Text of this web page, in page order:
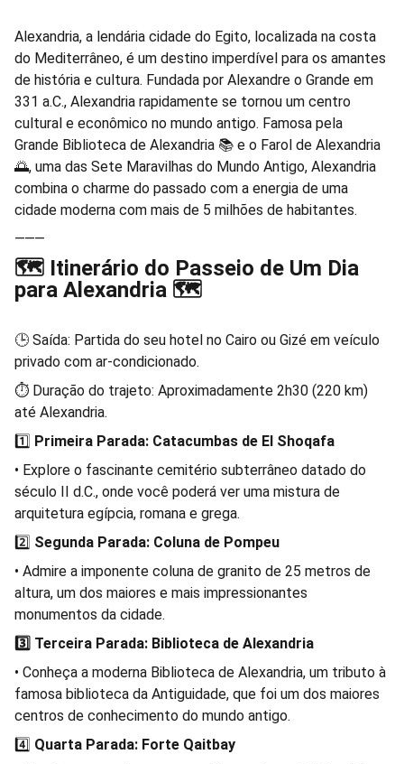
Alexandria, a lendária cidade do Egito, localizada na costa
do Mediterrâneo, é um destino imperdível para os amantes
de história e cultura. Fundada por Alexandre o Grande em
331 a.C., Alexandria rapidamente se tornou um centro
cultural e econômico no mundo antigo. Famosa pela
Grande Biblioteca de Alexandria 📚 e o Farol de Alexandria
🌅, uma das Sete Maravilhas do Mundo Antigo, Alexandria
combina o charme do passado com a energia de uma
cidade moderna com mais de 5 milhões de habitantes.
⸻
🗺️ Itinerário do Passeio de Um Dia
para Alexandria 🗺️
🕒 Saída: Partida do seu hotel no Cairo ou Gizé em veículo
privado com ar-condicionado.
⏱️ Duração do trajeto: Aproximadamente 2h30 (220 km)
até Alexandria.
1️⃣ Primeira Parada: Catacumbas de El Shoqafa
• Explore o fascinante cemitério subterrâneo datado do
século II d.C., onde você poderá ver uma mistura de
arquitetura egípcia, romana e grega.
2️⃣ Segunda Parada: Coluna de Pompeu
• Admire a imponente coluna de granito de 25 metros de
altura, um dos maiores e mais impressionantes
monumentos da cidade.
3️⃣ Terceira Parada: Biblioteca de Alexandria
• Conheça a moderna Biblioteca de Alexandria, um tributo à
famosa biblioteca da Antiguidade, que foi um dos maiores
centros de conhecimento do mundo antigo.
4️⃣ Quarta Parada: Forte Qaitbay